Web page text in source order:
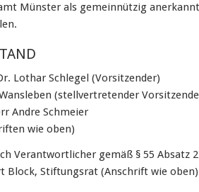
Münster als gemeinnützig
Lothar Schlegel (Vorsitzender)
(stellvertretender
Andre Schmeier
wie oben)
Verantwortlicher gemäß § 55 Absatz 2
Block, Stiftungsrat (Anschrift wie oben)